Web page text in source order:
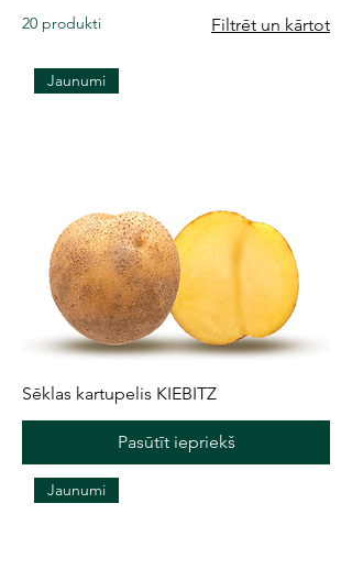
20 produkti Filtrēt un kārtot
Jaunumi
Sēklas kartupelis KIEBITZ
Pasūtīt iepriekš
Jaunumi